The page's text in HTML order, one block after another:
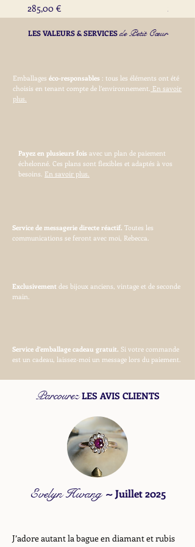
Prix
285,00 €
LES VALEURS & SERVICESde Petit Cœur
Emballages éco-responsables : tous les éléments ont été
choisis en tenant compte de l’environnement. En savoir
plus.
Payez en plusieurs fois avec un plan de paiement
échelonné. Ces plans sont flexibles et adaptés à vos
besoins. En savoir plus.
Service de messagerie directe réactif. Toutes les
communications se feront avec moi, Rebecca.
Exclusivement des bijoux anciens, vintage et de seconde
main.
Service d’emballage cadeau gratuit. Si votre commande
est un cadeau, laissez-moi un message lors du paiement.
Parcourez LES AVIS CLIENTS
Evelyn Hwang ~Juillet 2025
J’adore autant la bague en diamant et rubis